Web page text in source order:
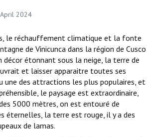
2024
le réchauffement climatique et la fonte
de Vinicunca dans la région de Cusco
étonnant sous la neige, la terre de
et laisser apparaitre toutes ses
une des attractions les plus populaires, et
le paysage est extraordinaire,
5000 mètres, on est entouré de
éternelles, la terre est rouge, il y a des
de lamas.